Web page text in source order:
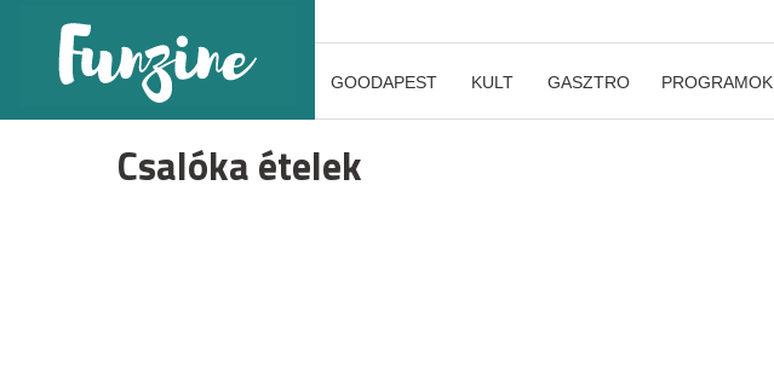
GOODAPEST KULT GASZTRO PROGRAMOK
Csalóka ételek